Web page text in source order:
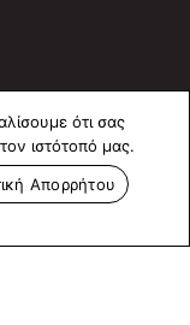
ότι σας
ιστότοπό μας.
Απορρήτου